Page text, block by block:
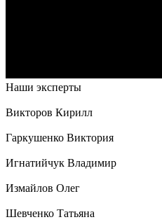
Наши эксперты
Викторов Кирилл
Гаркушенко Виктория
Игнатийчук Владимир
Измайлов Олег
Шевченко Татьяна